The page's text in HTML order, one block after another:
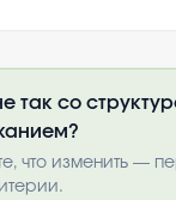
оплаты
так со
что изменить —